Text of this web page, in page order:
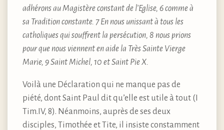
adhérons au Magistère constant de l’Eglise, 6 comme à
sa Tradition constante. 7 En nous unissant à tous les
catholiques qui souffrent la persécution, 8 nous prions
pour que nous viennent en aide la Très Sainte Vierge
Marie, 9 Saint Michel, 10 et Saint Pie X.
Voilà une Déclaration qui ne manque pas de
piété, dont Saint Paul dit qu’elle est utile à tout (I
Tim.IV, 8). Néanmoins, auprès de ses deux
disciples, Timothée et Tite, il insiste constamment